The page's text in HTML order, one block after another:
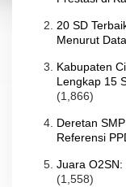
20 SD
Menurut
Kabupaten
Lengkap 15
(1,866)
Deretan
Referensi
Juara
(1,558)